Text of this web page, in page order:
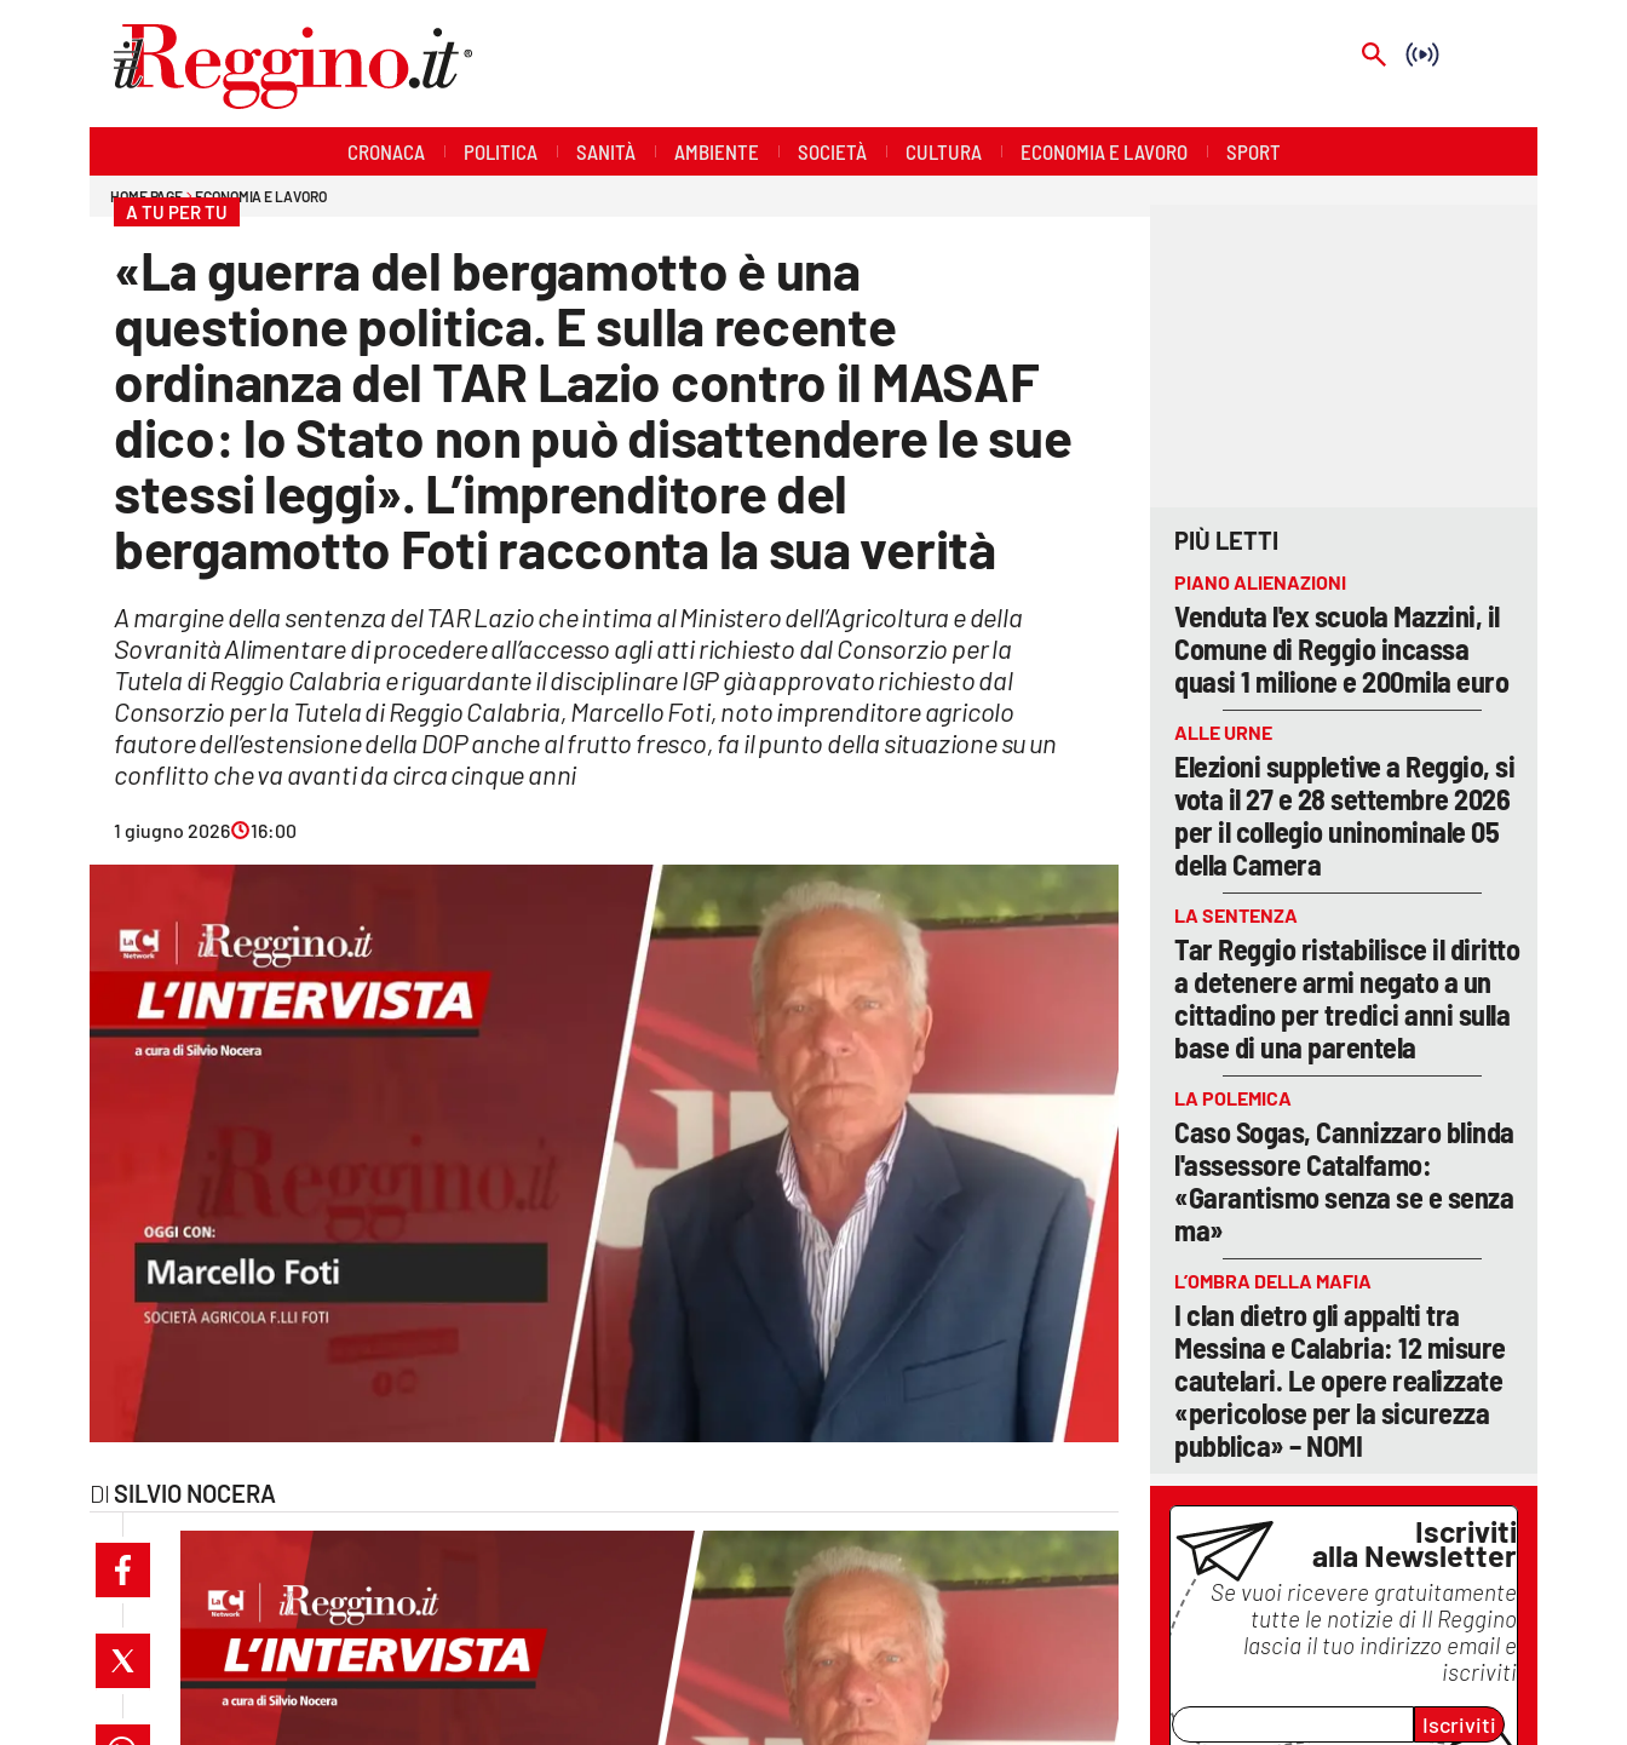
Economia e lavoro
catanzarochannel.it
CRONACA POLITICA SANITÀ AMBIENTE SOCIETÀ CULTURA ECONOMIA E LAVORO SPORT
HOME PAGE ECONOMIA E LAVORO
A TU PER TU
«La guerra del bergamotto è una
questione politica. E sulla recente
ordinanza del TAR Lazio contro il MASAF
dico: lo Stato non può disattendere le sue
stessi leggi». L’imprenditore del
bergamotto Foti racconta la sua verità
A margine della sentenza del TAR Lazio che intima al Ministero dell’Agricoltura e della
Sovranità Alimentare di procedere all’accesso agli atti richiesto dal Consorzio per la
Tutela di Reggio Calabria e riguardante il disciplinare IGP già approvato richiesto dal
Consorzio per la Tutela di Reggio Calabria, Marcello Foti, noto imprenditore agricolo
fautore dell’estensione della DOP anche al frutto fresco, fa il punto della situazione su un
conflitto che va avanti da circa cinque anni
1 giugno 2026 16:00
SILVIO NOCERA
PIÙ LETTI
PIANO ALIENAZIONI
Venduta l'ex scuola Mazzini, il
Comune di Reggio incassa
quasi 1 milione e 200mila euro
ALLE URNE
Elezioni suppletive a Reggio, si
vota il 27 e 28 settembre 2026
per il collegio uninominale 05
della Camera
LA SENTENZA
Tar Reggio ristabilisce il diritto
a detenere armi negato a un
cittadino per tredici anni sulla
base di una parentela
LA POLEMICA
Caso Sogas, Cannizzaro blinda
l'assessore Catalfamo:
«Garantismo senza se e senza
ma»
L’OMBRA DELLA MAFIA
I clan dietro gli appalti tra
Messina e Calabria: 12 misure
cautelari. Le opere realizzate
«pericolose per la sicurezza
pubblica» – NOMI
Iscriviti
alla Newsletter
Se vuoi ricevere gratuitamente
tutte le notizie di Il Reggino
lascia il tuo indirizzo email e
iscriviti
Iscriviti